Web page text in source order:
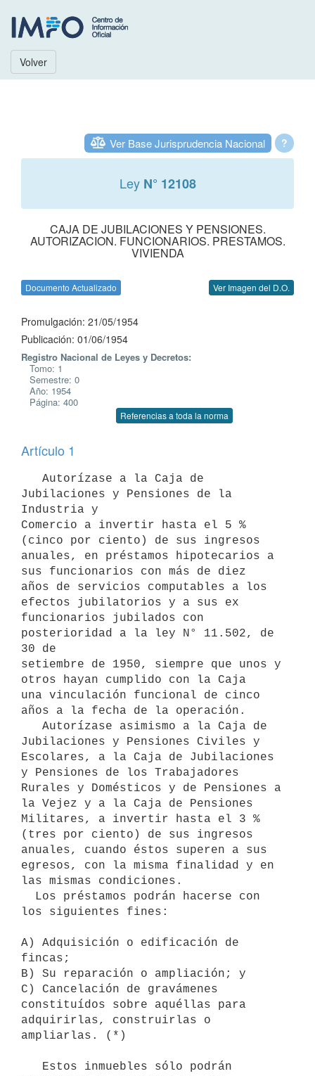
Volver
?
Ver Base Jurisprudencia Nacional
Ley N° 12108
CAJA DE JUBILACIONES Y PENSIONES.
AUTORIZACION. FUNCIONARIOS. PRESTAMOS.
VIVIENDA
Documento Actualizado Ver Imagen del D.O.
Promulgación: 21/05/1954
Publicación: 01/06/1954
Registro Nacional de Leyes y Decretos:
Tomo: 1
Semestre: 0
Año: 1954
Página: 400
Referencias a toda la norma
Artículo 1
Jubilaciones y Pensiones de la
Industria y
Comercio a invertir hasta el 5 %
(cinco por ciento) de sus ingresos
anuales, en préstamos hipotecarios a
sus funcionarios con más de diez
años de servicios computables a los
efectos jubilatorios y a sus ex
funcionarios jubilados con
posterioridad a la ley N° 11.502, de
30 de
setiembre de 1950, siempre que unos y
otros hayan cumplido con la Caja
una vinculación funcional de cinco
años a la fecha de la operación.
Jubilaciones y Pensiones Civiles y
Escolares, a la Caja de Jubilaciones
y Pensiones de los Trabajadores
Rurales y Domésticos y de Pensiones a
la Vejez y a la Caja de Pensiones
Militares, a invertir hasta el 3 %
(tres por ciento) de sus ingresos
anuales, cuando éstos superen a sus
egresos, con la misma finalidad y en
las mismas condiciones.
los siguientes fines:
A) Adquisición o edificación de
fincas;
B) Su reparación o ampliación; y
C) Cancelación de gravámenes
constituídos sobre aquéllas para
adquirirlas, construirlas o
ampliarlas. (*)